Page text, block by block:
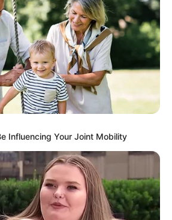
Influencing Your Joint Mobility